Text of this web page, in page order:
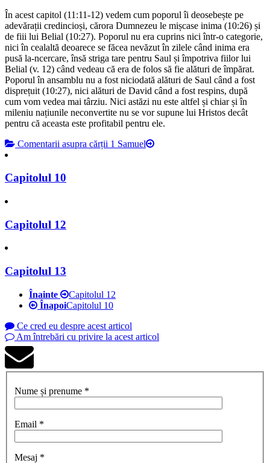
În acest capitol (11:11-12) vedem cum poporul îi deosebește pe
adevărații credincioși, cărora Dumnezeu le mișcase inima (10:26) și
de fiii lui Belial (10:27). Poporul nu era cuprins nici într-o categorie,
nici în cealaltă deoarece se făcea nevăzut în zilele când inima era
pusă la-ncercare, însă striga tare pentru Saul și împotriva fiilor lui
Belial (v. 12) când vedeau că era de folos să fie alături de împărat.
Poporul în ansamblu nu a fost niciodată alături de Saul când a fost
disprețuit (10:27), nici alături de David când a fost respins, după
cum vom vedea mai târziu. Nici astăzi nu este altfel și chiar și în
mileniu națiunile neconvertite nu se vor supune lui Hristos decât
pentru că aceasta este profitabil pentru ele.
Comentarii asupra cărții 1 Samuel
Capitolul 10
Capitolul 12
Capitolul 13
Înainte
Capitolul 12
ÎnapoiCapitolul 10
Ce cred eu despre acest articol
Am întrebări cu privire la acest articol
Nume și prenume *
Email *
Mesaj *